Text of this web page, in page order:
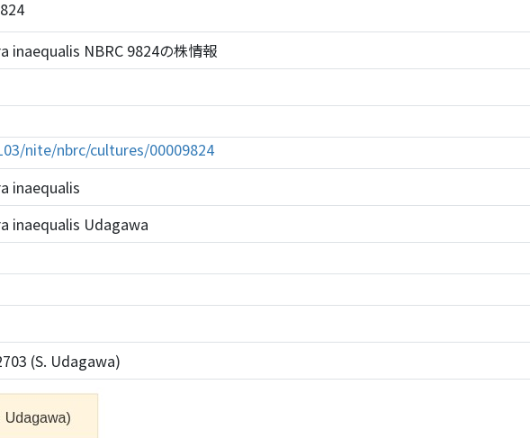
inaequalis NBRC 9824の株情報
nite/nbrc/cultures/00009824
inaequalis
inaequalis Udagawa
(S. Udagawa)